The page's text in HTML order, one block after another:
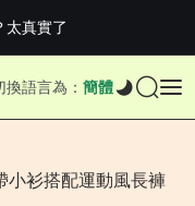
太真實了
上全滿亞，德約...
線，官...
線，官...
換語言為： 簡體
小衫搭配運動風長褲